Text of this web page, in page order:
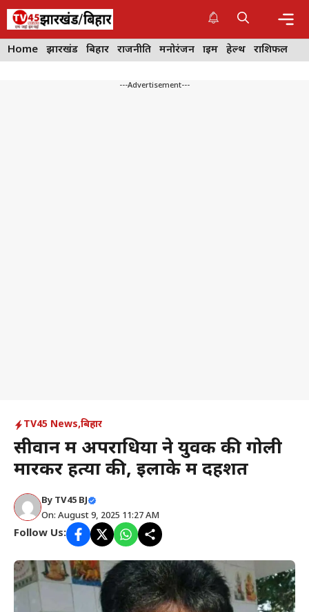
Skip
content
Home झारखंड बिहार राजनीति मनोरंजन क्राइम हेल्थ राशिफल
---Advertisement---
TV45 News,बिहार
सीवान में अपराधियों ने युवक की गोली
मारकर हत्या की, इलाके में दहशत
By TV45 BJ
On: August 9, 2025 11:27 AM
Follow Us: